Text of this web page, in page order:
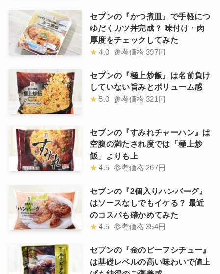
セブンの『かつ煮皿』で手軽につ
ゆだくカツ丼完成？ 味付け・肉
厚度をチェックしてみた
★ 4.0 参考価格 397円
セブンの『極上炒飯』は名前負け
していない旨みとボリューム感
★ 5.0 参考価格 321円
セブンの『すみれチャーハン』は
空腹の満たされ度では「極上炒
飯」よりも上
★ 4.5 参考価格 267円
セブンの『2個入りハンバーグ』
はソースなしでもイケる？ 最近
のコスパも確かめてみた
★ 4.5 参考価格 354円
セブンの『金のビーフシチュー』
は基礎レベルの高い味わいで値上